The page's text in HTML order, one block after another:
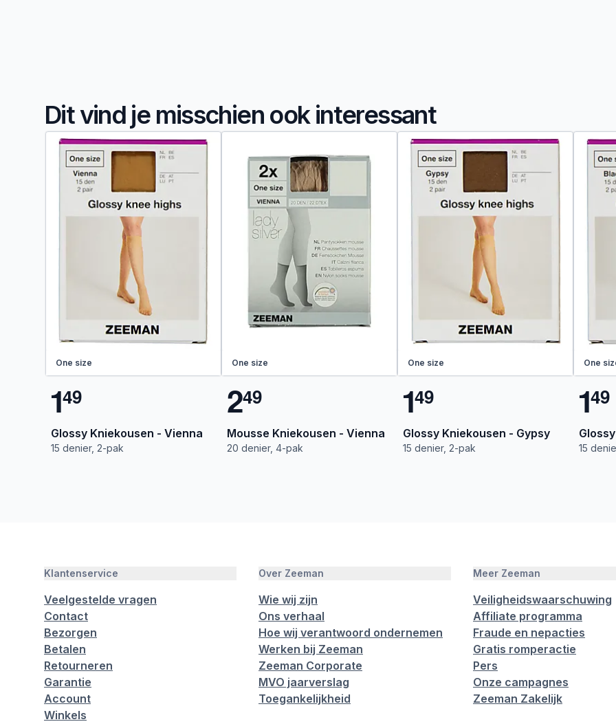
Dit vind je misschien ook interessant
One size
149
Glossy Kniekousen - Vienna
15 denier, 2-pak
One size
249
Mousse Kniekousen - Vienna
20 denier, 4-pak
One size
149
Glossy Kniekousen - Gypsy
15 denier, 2-pak
One
149
15
Klantenservice
Veelgestelde vragen
Contact
Bezorgen
Betalen
Retourneren
Garantie
Account
Winkels
Over Zeeman
Wie wij zijn
Ons verhaal
Hoe wij verantwoord ondernemen
Werken bij Zeeman
Zeeman Corporate
MVO jaarverslag
Toegankelijkheid
Meer Zeeman
Veiligheidswaarschuwing
Affiliate programma
Fraude en nepacties
Gratis romperactie
Pers
Onze campagnes
Zeeman Zakelijk